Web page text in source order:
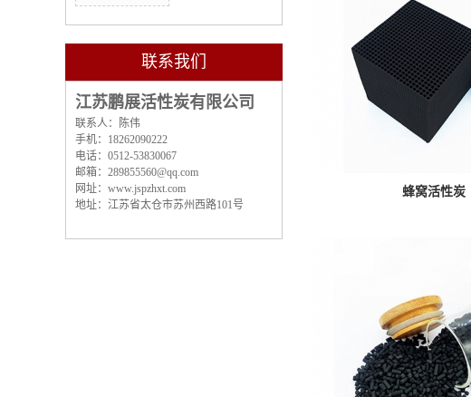
联系我们
江苏鹏展活性炭有限公司
联系人：陈伟
手机：18262090222
电话：0512-53830067
邮箱：289855560@qq.com
网址： www.jspzhxt.com
地址：江苏省太仓市苏州西路101号
蜂窝活性炭